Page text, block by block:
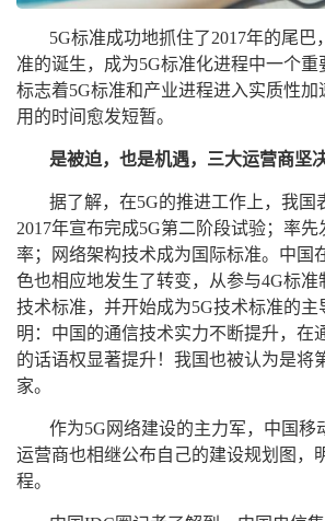
5G标准成功地抓住了2017年的尾
准的诞生，成为5G标准化进程中一个重
标志着5G标准和产业进程进入实质性加
用的时间愈发短暂。
是被迫，也是机遇，三大运营商坚
据了解，在5G的推进工作上，我国
2017年宣布完成5G第二阶段试验；率
率；网络架构技术成为国际标准。中国
色也相应地发生了转变，从参与4G标准
技术标准，并开始成为5G技术标准的主
明：中国的通信技术实力不断提升，在
的话语权显著提升！我国也被认为是将
家。
作为5G网络建设的主力军，中国移
运营商也相继公布自己的建设规划图，
程。